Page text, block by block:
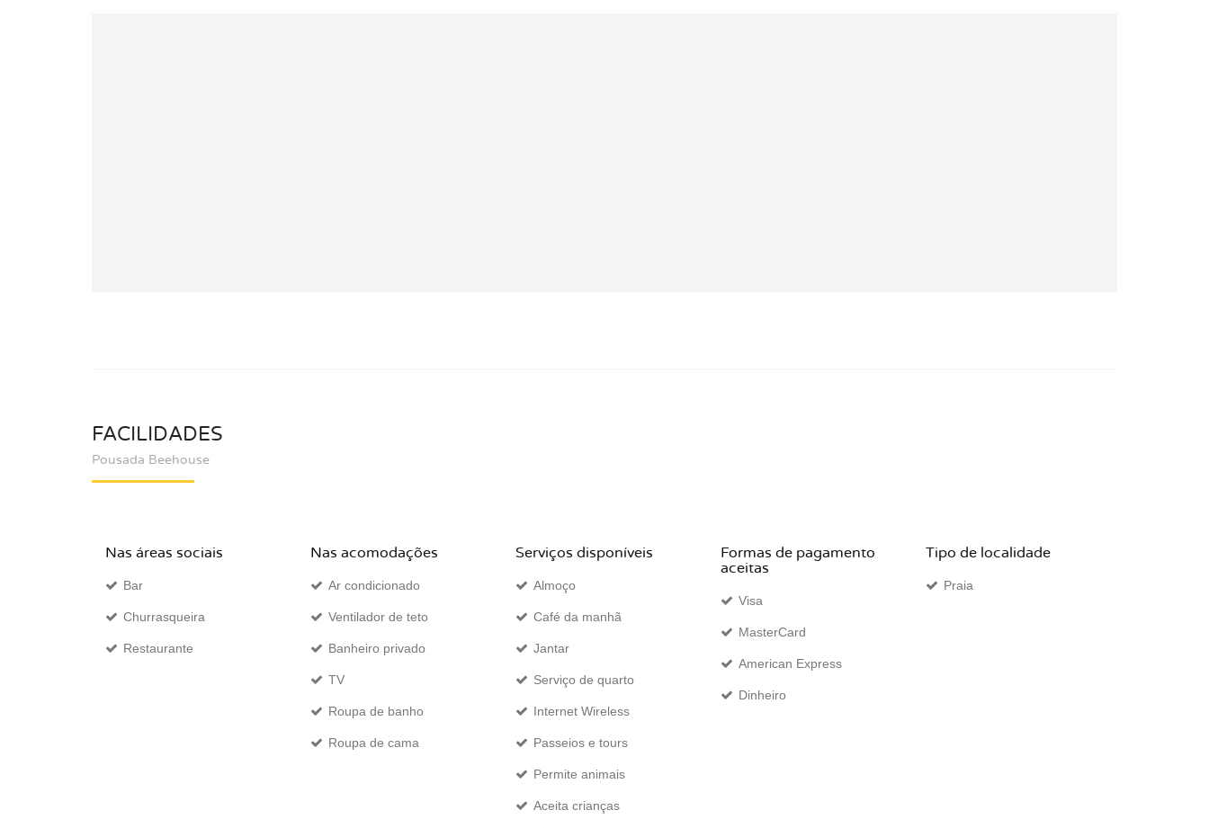
FACILIDADES
Pousada Beehouse
Nas áreas sociais
Bar
Churrasqueira
Restaurante
Nas acomodações
Ar condicionado
Ventilador de teto
Banheiro privado
TV
Roupa de banho
Roupa de cama
Serviços disponíveis
Almoço
Café da manhã
Jantar
Serviço de quarto
Internet Wireless
Passeios e tours
Permite animais
Aceita crianças
Formas de pagamento
aceitas
Visa
MasterCard
American Express
Dinheiro
Tipo de localidade
Praia